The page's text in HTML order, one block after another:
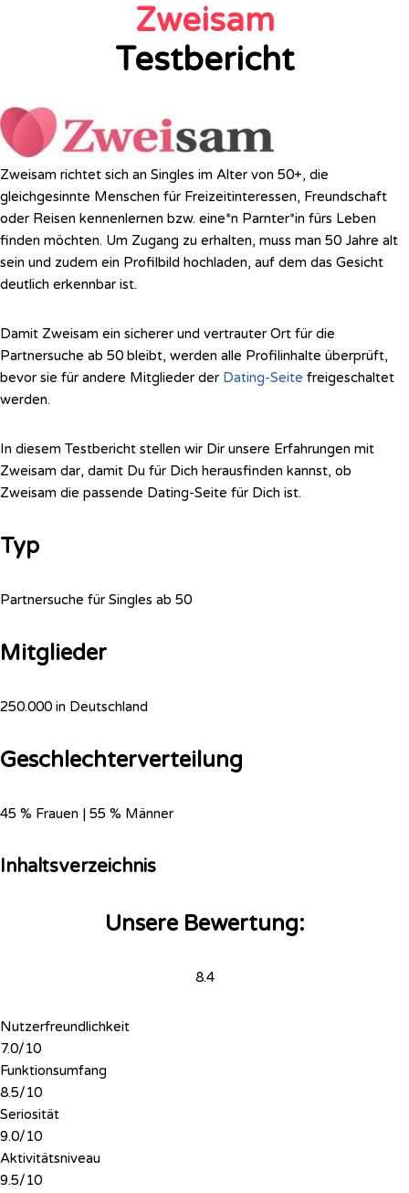
Zweisam
Testbericht
Zweisam richtet sich an Singles im Alter von 50+, die
gleichgesinnte Menschen für Freizeitinteressen, Freundschaft
oder Reisen kennenlernen bzw. eine*n Parnter*in fürs Leben
finden möchten. Um Zugang zu erhalten, muss man 50 Jahre alt
sein und zudem ein Profilbild hochladen, auf dem das Gesicht
deutlich erkennbar ist.
Damit Zweisam ein sicherer und vertrauter Ort für die
Partnersuche ab 50 bleibt, werden alle Profilinhalte überprüft,
bevor sie für andere Mitglieder der Dating-Seite freigeschaltet
werden.
In diesem Testbericht stellen wir Dir unsere Erfahrungen mit
Zweisam dar, damit Du für Dich herausfinden kannst, ob
Zweisam die passende Dating-Seite für Dich ist.
Typ
Partnersuche für Singles ab 50
Mitglieder
250.000 in Deutschland
Geschlechterverteilung
45 % Frauen | 55 % Männer
Inhaltsverzeichnis
Unsere Bewertung:
8.4
Nutzerfreundlichkeit
7.0/10
Funktionsumfang
8.5/10
Seriosität
9.0/10
Aktivitätsniveau
9.5/10